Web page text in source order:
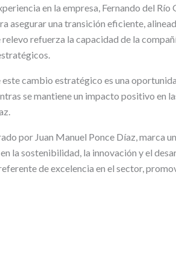
en la empresa, Fernando del
asegurar una transición eficiente,
relevo refuerza la capacidad de la
este cambio estratégico es una
se mantiene un impacto positivo en
por Juan Manuel Ponce Díaz, marca
la sostenibilidad, la innovación y el
de excelencia en el sector,